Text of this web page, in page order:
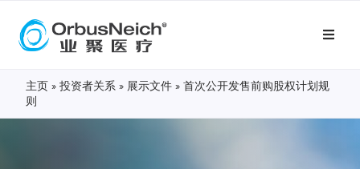
主页 » 投资者关系 » 展示文件 » 首次公开发售前购股权计划规
则